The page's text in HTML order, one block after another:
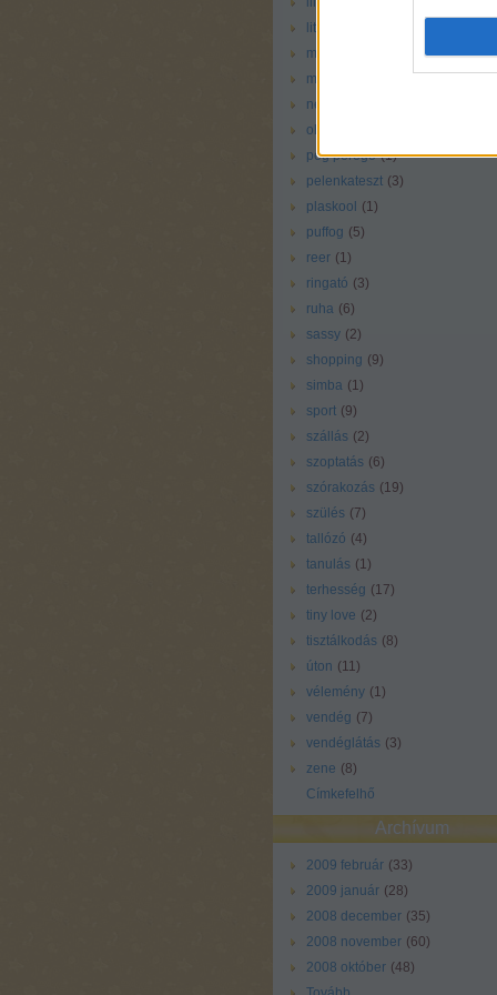
little tikes
magazin
még vállalható
nem rossz
oltás
peg perego (1)
pelenkateszt (3)
plaskool
(1)
puffog (5)
reer (1)
ringató (3)
ruha (6)
sassy (2)
shopping (9)
simba (1)
sport (9)
szállás (2)
szoptatás (6)
szórakozás (19)
szülés (7)
tallózó (4)
tanulás (1)
terhesség (17)
tiny love (2)
tisztálkodás (8)
úton (11)
vélemény (1)
vendég (7)
vendéglátás (3)
zene (8)
Címkefelhő
Archívum
2009 február (33)
2009 január (28)
2008 december (35)
2008 november (60)
2008 október (48)